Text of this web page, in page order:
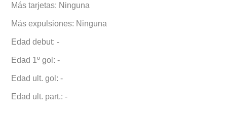
Más tarjetas: Ninguna
Más expulsiones: Ninguna
Edad debut: -
Edad 1º gol: -
Edad ult. gol: -
Edad ult. part.: -